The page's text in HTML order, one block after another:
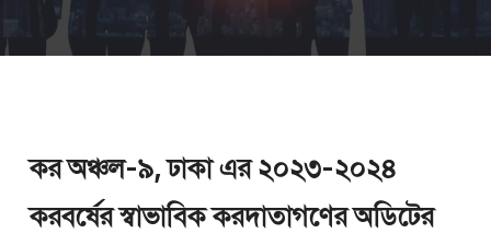
কর অঞ্চল-৯, ঢাকা এর ২০২৩-২০২৪
করবর্ষের স্বাভাবিক করদাতাগণের অডিটের